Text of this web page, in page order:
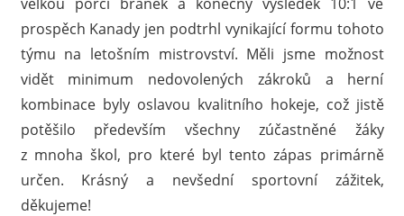
prospěch Kanady jen podtrhl vynikající formu tohoto
týmu na letošním mistrovství. Měli jsme možnost
vidět minimum nedovolených zákroků a herní
kombinace byly oslavou kvalitního hokeje, což jistě
potěšilo především všechny zúčastněné žáky
z mnoha škol, pro které byl tento zápas primárně
určen. Krásný a nevšední sportovní zážitek,
děkujeme!